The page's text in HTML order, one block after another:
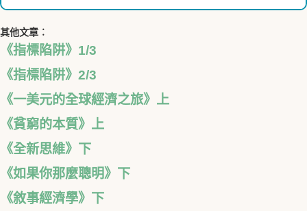
其他文章︰
《指標陷阱》1/3
《指標陷阱》2/3
《一美元的全球經濟之旅》上
《貧窮的本質》上
《全新思維》下
《如果你那麼聰明》下
《敘事經濟學》下